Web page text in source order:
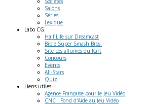
Salons
Séries
Lexique
Labo CG
Half Life sur Dreamcast
Bible Super Smash Bros.
Site Les allumés du Kart
Concours
Events
All-Stars
Quiz
Liens utiles
Agence Française pour le Jeu Vidéo
CNC : Fond d'Aide au Jeu Vidéo